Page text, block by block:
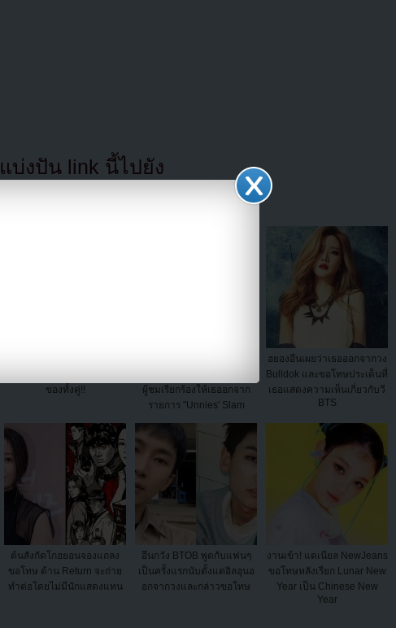
แบ่งปัน link นี้ไปยัง
ของทั้งคู่!!
ผู้ชมเรียกร้องให้เธออกจาก
รายการ "Unnies' Slam
ฮยองอึนเผยว่าเธอออกจากวง
Bulldok และขอโทษประเด็นที่
เธอแสดงความเห็นเกี่ยวกับวี
BTS
ต้นสังกัดโกฮยอนจองแถลง
ขอโทษ ด้าน Return จะถ่าย
ทำต่อโดยไม่มีนักแสดงแทน
อึนกวัง BTOB พูดกับแฟนๆ
เป็นครั้งแรกนับตั้งแต่อิลฮุนอ
อกจากวงและกล่าวขอโทษ
งานเข้า! แดเนียล NewJeans
ขอโทษหลังเรียก Lunar New
Year เป็น Chinese New
Year